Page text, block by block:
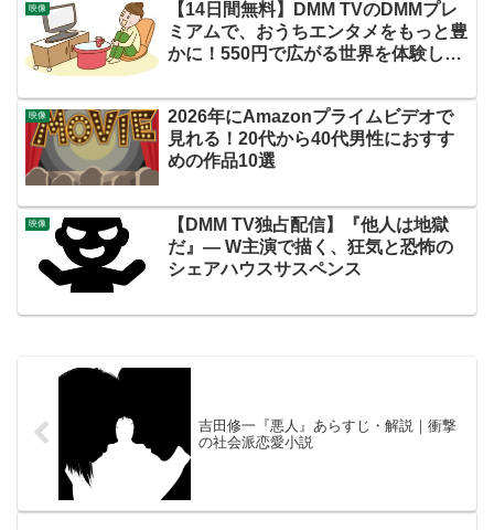
映像
【14日間無料】DMM TVのDMMプレ
ミアムで、おうちエンタメをもっと豊
かに！550円で広がる世界を体験しよ
映像
2026年にAmazonプライムビデオで
見れる！20代から40代男性におすす
めの作品10選
映像
【DMM TV独占配信】『他人は地獄
だ』— W主演で描く、狂気と恐怖の
シェアハウスサスペンス
吉田修一『悪人』あらすじ・解説｜衝撃
の社会派恋愛小説